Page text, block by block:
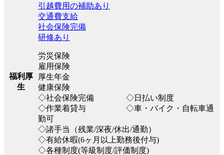
福利厚
生
引越費用の補助あり
交通費支給
社会保険完備
研修あり
労災保険
雇用保険
厚生年金
健康保険
◇社会保険完備 ◇日払い制度
◇作業着貸与 ◇車・バイク・自転車通
勤可
◇諸手当（残業/深夜/休出/通勤）
◇有給休暇(6ヶ月以上勤務後付与)
◇各種制度(等級制度/評価制度)